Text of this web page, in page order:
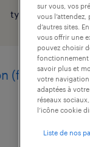
type de contrat
(f/h)
sur vous, vos
vous
d’autres sites.
vous offrir une
pouvez choisir
fonctionnement
savoir plus et
votre navigation
adaptées à
réseaux
l’icône cookie
Liste de nos